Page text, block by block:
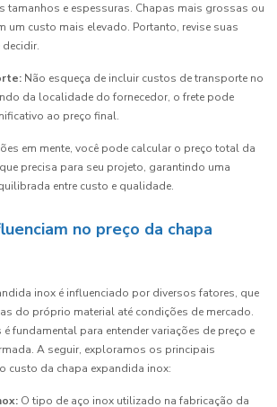
tamanhos e espessuras. Chapas mais grossas ou
um custo mais elevado. Portanto, revise suas
Não esqueça de incluir custos de transporte no
da localidade do fornecedor, o frete pode
ao preço final.
em mente, você pode calcular o preço total da
precisa para seu projeto, garantindo uma
entre custo e qualidade.
no preço da chapa
inox é influenciado por diversos fatores, que
do próprio material até condições de mercado.
é fundamental para entender variações de preço e
A seguir, exploramos os principais
custo da chapa expandida inox:
O tipo de aço inox utilizado na fabricação da